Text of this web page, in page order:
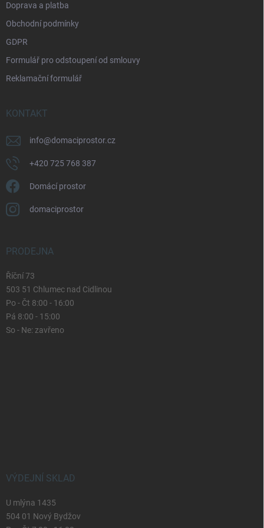
Doprava a platba
Obchodní podmínky
GDPR
Formulář pro odstoupení od smlouvy
Reklamační formulář
KONTAKT
info@domaciprostor.cz
+420 725 768 387
Domácí prostor
domaciprostor
PRODEJNA
Říční 73
503 51 Chlumec nad Cidlinou
Po - Čt 8:00 - 16:00
Pá 8:00 - 15:00
So - Ne: zavřeno
VÝDEJNÍ SKLAD
U mlýna 1435
504 01 Nový Bydžov